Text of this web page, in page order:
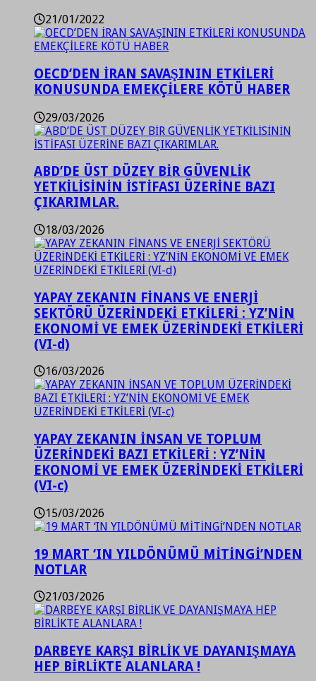
21/01/2022
OECD’DEN İRAN SAVAŞININ ETKİLERİ
KONUSUNDA EMEKÇİLERE KÖTÜ HABER
29/03/2026
ABD’DE ÜST DÜZEY BİR GÜVENLİK
YETKİLİSİNİN İSTİFASI ÜZERİNE BAZI
ÇIKARIMLAR.
18/03/2026
YAPAY ZEKANIN FİNANS VE ENERJİ
SEKTÖRÜ ÜZERİNDEKİ ETKİLERİ : YZ’NİN
EKONOMİ VE EMEK ÜZERİNDEKİ ETKİLERİ
(VI-d)
16/03/2026
YAPAY ZEKANIN İNSAN VE TOPLUM
ÜZERİNDEKİ BAZI ETKİLERİ : YZ’NİN
EKONOMİ VE EMEK ÜZERİNDEKİ ETKİLERİ
(VI-c)
15/03/2026
19 MART ‘IN YILDÖNÜMÜ MİTİNGİ’NDEN
NOTLAR
21/03/2026
DARBEYE KARŞI BİRLİK VE DAYANIŞMAYA
HEP BİRLİKTE ALANLARA !